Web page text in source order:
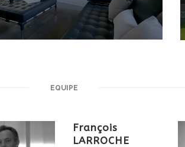
EQUIPE
François
LARROCHE